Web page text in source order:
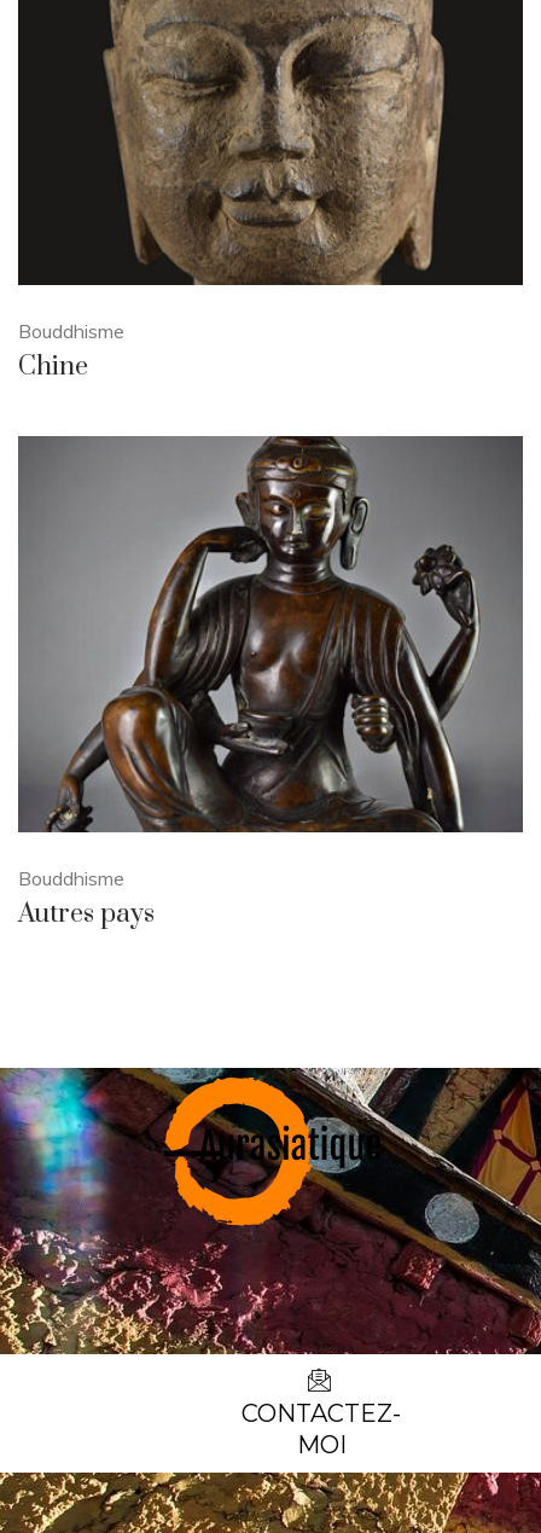
Bouddhisme
Chine
Bouddhisme
Autres pays
CONTACTEZ-
MOI